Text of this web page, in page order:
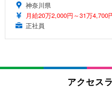
神奈川県
月給20万2,000円～31万4,700
正社員
アクセス